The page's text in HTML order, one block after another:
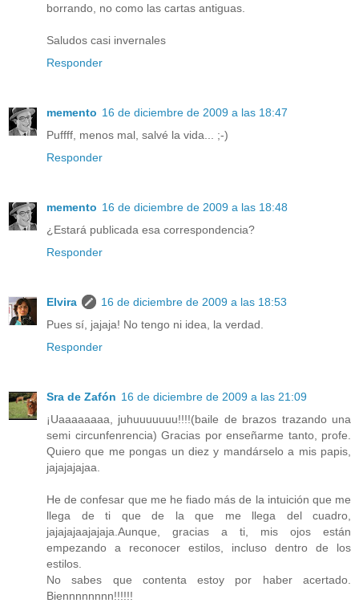
borrando, no como las cartas antiguas.
Saludos casi invernales
Responder
memento 16 de diciembre de 2009 a las 18:47
Puffff, menos mal, salvé la vida... ;-)
Responder
memento 16 de diciembre de 2009 a las 18:48
¿Estará publicada esa correspondencia?
Responder
Elvira
16 de diciembre de 2009 a las 18:53
Pues sí, jajaja! No tengo ni idea, la verdad.
Responder
Sra de Zafón 16 de diciembre de 2009 a las 21:09
¡Uaaaaaaaa, juhuuuuuuu!!!!(baile de brazos trazando una
semi circunfenrencia) Gracias por enseñarme tanto, profe.
Quiero que me pongas un diez y mandárselo a mis papis,
jajajajajaa.
He de confesar que me he fiado más de la intuición que me
llega de ti que de la que me llega del cuadro,
jajajajaajajaja.Aunque, gracias a ti, mis ojos están
empezando a reconocer estilos, incluso dentro de los
estilos.
No sabes que contenta estoy por haber acertado.
Biennnnnnnn!!!!!!